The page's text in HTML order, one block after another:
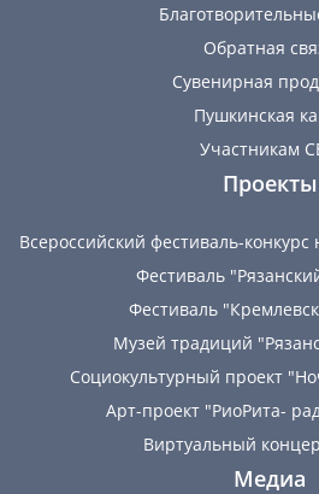
Обратная
Сувенирная
Пушкинская
Участникам
Проекты
Всероссийский фестиваль-конкурс
Фестиваль
Фестиваль
Музей традиций
Социокультурный проект
Арт-проект "РиоРита-
Виртуальный
Медиа